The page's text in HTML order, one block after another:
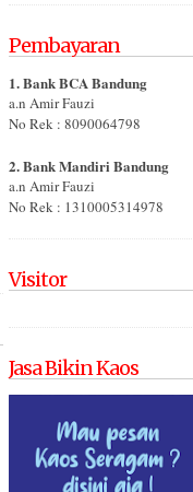
Pembayaran
1. Bank BCA Bandung
a.n Amir Fauzi
No Rek : 8090064798
2. Bank Mandiri Bandung
a.n Amir Fauzi
No Rek : 1310005314978
Visitor
Jasa Bikin Kaos